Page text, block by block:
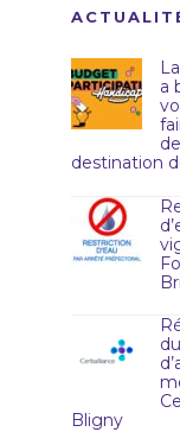
a
destination
Bligny